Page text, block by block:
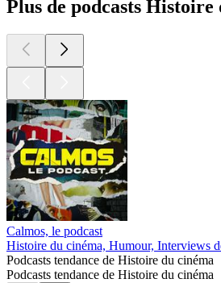
Plus de podcasts Histoire
Calmos, le podcast
Histoire du cinéma, Humour, Interviews
Podcasts tendance de Histoire du cinéma
Podcasts tendance de Histoire du cinéma